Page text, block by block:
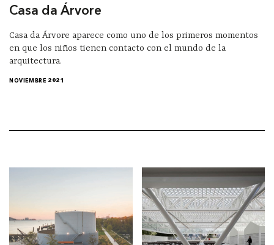
Casa da Árvore
Casa da Árvore aparece como uno de los primeros momentos
en que los niños tienen contacto con el mundo de la
arquitectura.
NOVIEMBRE 2021